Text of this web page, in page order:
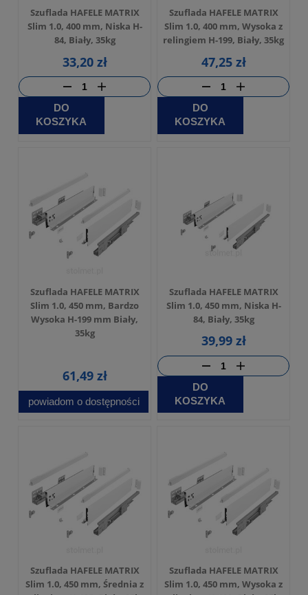
Szuflada HAFELE MATRIX
Slim 1.0, 400 mm, Niska H-
84, Biały, 35kg
33,20 zł
DO
KOSZYKA
Szuflada HAFELE MATRIX
Slim 1.0, 400 mm, Wysoka z
relingiem H-199, Biały, 35kg
47,25 zł
DO
KOSZYKA
Szuflada HAFELE MATRIX
Slim 1.0, 450 mm, Bardzo
Wysoka H-199 mm Biały,
35kg
61,49 zł
powiadom o dostępności
Szuflada HAFELE MATRIX
Slim 1.0, 450 mm, Niska H-
84, Biały, 35kg
39,99 zł
DO
KOSZYKA
Szuflada HAFELE MATRIX
Slim 1.0, 450 mm, Średnia z
Szuflada HAFELE MATRIX
Slim 1.0, 450 mm, Wysoka z